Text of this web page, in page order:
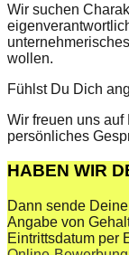
Wir suchen
wollen.
Fühlst Du Dich
Wir freuen uns
persönliches
HABEN WIR
Dann sende
Angabe von
Eintrittsdatum per